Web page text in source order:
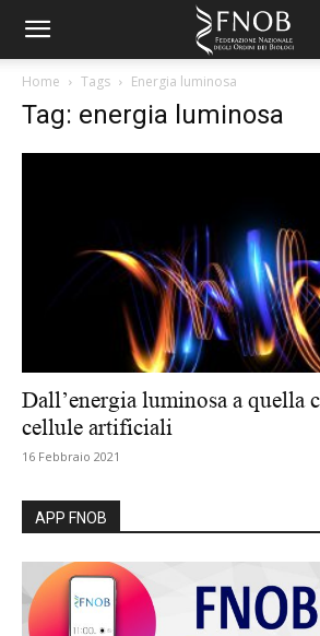
Home Tags Energia luminosa
Tag: energia luminosa
Dall’energia luminosa a quella
cellule artificiali
16 Febbraio 2021
APP FNOB